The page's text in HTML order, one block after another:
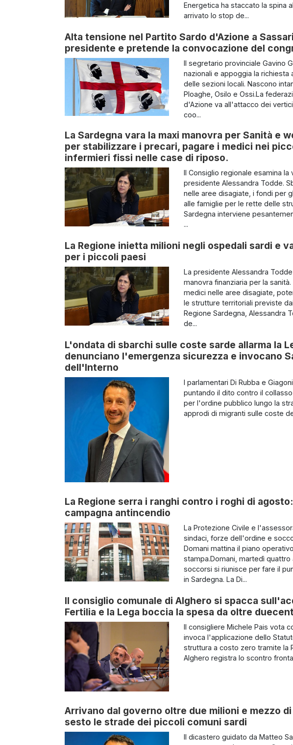
Energetica ha staccato la spina
arrivato lo stop de...
Alta tensione nel Partito Sardo d'Azione a
presidente e pretende la convocazione del
Il segretario provinciale Gavino
nazionali e appoggia la
delle sezioni locali. Nascono
Ploaghe, Osilo e Ossi.La
d'Azione va all'attacco dei
coo...
La Sardegna vara la maxi manovra per Sanità e
per stabilizzare i precari, pagare i medici nei
infermieri fissi nelle case di riposo.
Il Consiglio regionale esamina la
presidente Alessandra Todde.
nelle aree disagiate, i fondi per
alle famiglie per le rette delle
Sardegna interviene
...
La Regione inietta milioni negli ospedali sardi e
per i piccoli paesi
La presidente Alessandra
manovra finanziaria per la
medici nelle aree disagiate,
le strutture territoriali previste
Regione Sardegna, Alessandra
de...
L'ondata di sbarchi sulle coste sarde allarma la
denunciano l'emergenza sicurezza e invocano
dell'Interno
I parlamentari Di Rubba e
puntando il dito contro il
per l'ordine pubblico lungo la
approdi di migranti sulle coste
La Regione serra i ranghi contro i roghi di
campagna antincendio
La Protezione Civile e
sindaci, forze dell'ordine e
Domani mattina il piano
stampa.Domani, martedì
soccorsi si riunisce per fare il
in Sardegna. La Di...
Il consiglio comunale di Alghero si spacca
Fertilia e la Lega boccia la spesa da oltre
Il consigliere Michele Pais vota
invoca l'applicazione dello
struttura a costo zero tramite la
Alghero registra lo scontro
Arrivano dal governo oltre due milioni e mezzo
sesto le strade dei piccoli comuni sardi
Il dicastero guidato da Matteo